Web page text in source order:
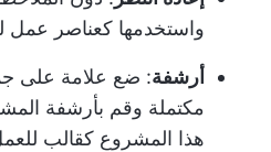
واستخدمها كعناصر عمل
أرشفة: ضع علامة على
مكتملة وقم بأرشفة
هذا المشروع كقالب